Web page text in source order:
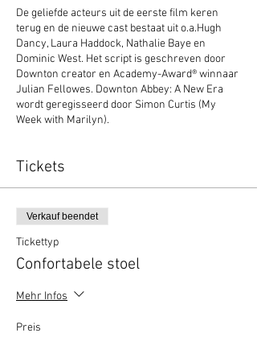
De geliefde acteurs uit de eerste film keren
terug en de nieuwe cast bestaat uit o.a.Hugh
Dancy, Laura Haddock, Nathalie Baye en
Dominic West. Het script is geschreven door
Downton creator en Academy-Award® winnaar
Julian Fellowes. Downton Abbey: A New Era
wordt geregisseerd door Simon Curtis (My
Week with Marilyn).
Tickets
Verkauf beendet
Tickettyp
Confortabele stoel
Mehr Infos
Preis